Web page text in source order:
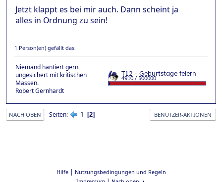
Jetzt klappt es bei mir auch. Dann scheint ja
alles in Ordnung zu sein!
1 Person(en) gefällt das.
Niemand hantiert gern
ungesichert mit kritischen
Massen.
Robert Gernhardt
NACH OBEN Seiten 1 2 BENUTZER-AKTIONEN
Hilfe| Nutzungsbedingungen und Regeln